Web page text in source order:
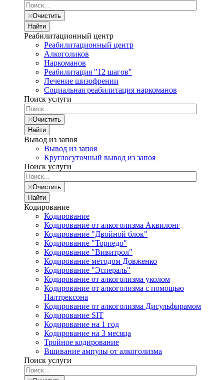
Очистить
Найти
Реабилитационный центр
Реабилитационный центр
Алкоголиков
Наркоманов
Реабилитация "12 шагов"
Лечение шизофрении
Социальная реабилитация наркоманов
Поиск услуги
Очистить
Найти
Вывод из запоя
Вывод из запоя
Круглосуточный вывод из запоя
Поиск услуги
Очистить
Найти
Кодирование
Кодирование
Кодирование от алкоголизма Аквилонг
Кодирование "Двойной блок"
Кодирование "Торпедо"
Кодирование "Вивитрол"
Кодирование методом Довженко
Кодирование "Эспераль"
Кодирование от алкоголизма уколом
Кодирование от алкоголизма с помощью
Налтрексона
Кодирование от алкоголизма Дисульфирамом
Кодирование SIT
Кодирование на 1 год
Кодирование на 3 месяца
Тройное кодирование
Вшивание ампулы от алкоголизма
Поиск услуги